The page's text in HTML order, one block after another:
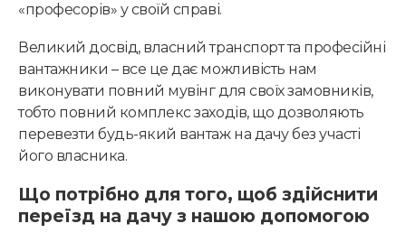
«професорів» у своїй справі.
Великий досвід, власний транспорт та професійні
вантажники – все це дає можливість нам
виконувати повний мувінг для своїх замовників,
тобто повний комплекс заходів, що дозволяють
перевезти будь-який вантаж на дачу без участі
його власника.
Що потрібно для того, щоб здійснити
переїзд на дачу з нашою допомогою